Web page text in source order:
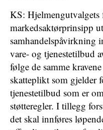
KS: Hjelmengutvalgets
markedsaktørprinsipp
samhandelspåvirkning
vare- og tjenestetilbud
følge de samme
skatteplikt som gjelder
tjenestetilbud som er
støtteregler. I tillegg
det skal innføres